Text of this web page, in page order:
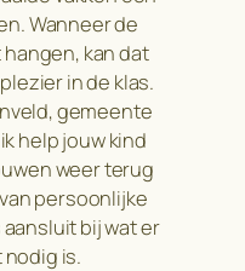
Wanneer de
kan dat
in de klas.
gemeente
help jouw kind
weer terug
persoonlijke
bij wat er
is.